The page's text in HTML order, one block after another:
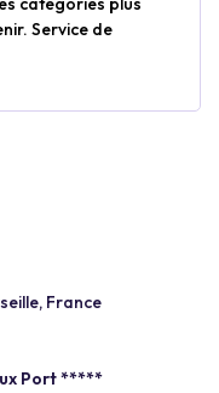
Service de
France